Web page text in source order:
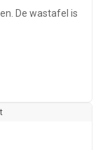
De wastafel is